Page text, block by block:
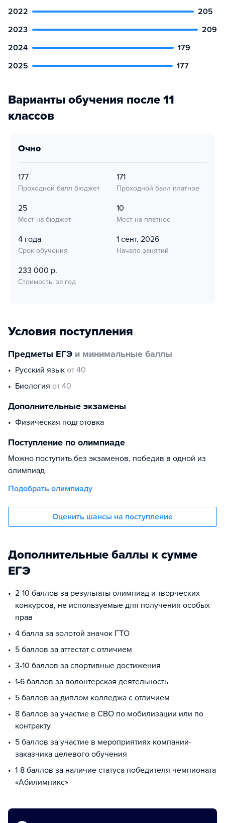
2022
205
2023
209
2024
179
2025
177
Варианты обучения после 11
классов
очно
177
Проходной балл бюджет
171
Проходной балл платное
25
Мест на бюджет
10
Мест на платное
4 года
Срок обучения
1 сент. 2026
Начало занятий
233 000 р.
Стоимость, за год
Условия поступления
Предметы ЕГЭ и минимальные баллы
русский язык от 40
биология от 40
Дополнительные экзамены
Физическая подготовка
Поступление по олимпиаде
Можно поступить без экзаменов, победив в одной из
олимпиад
Подобрать олимпиаду
Оценить шансы на поступление
Дополнительные баллы к сумме
ЕГЭ
2-10 баллов за результаты олимпиад и творческих
конкурсов, не используемые для получения особых
прав
4 балла за золотой значок ГТО
5 баллов за аттестат с отличием
3-10 баллов за спортивные достижения
1-6 баллов за волонтерская деятельность
5 баллов за диплом колледжа с отличием
8 баллов за участие в СВО по мобилизации или по
контракту
5 баллов за участие в мероприятиях компании-
заказчика целевого обучения
1-8 баллов за наличие статуса победителя чемпионата
«Абилимпикс»